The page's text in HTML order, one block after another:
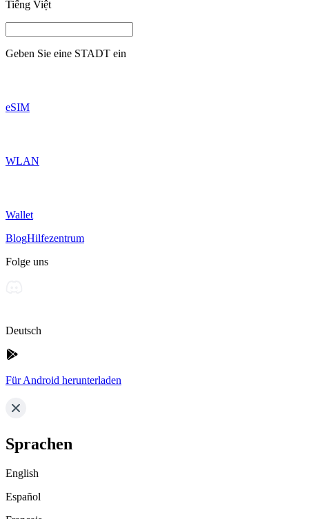
Tiếng Việt
Geben Sie eine STADT ein
eSIM
WLAN
Wallet
BlogHilfezentrum
Folge uns
Deutsch
Für Android herunterladen
Sprachen
English
Español